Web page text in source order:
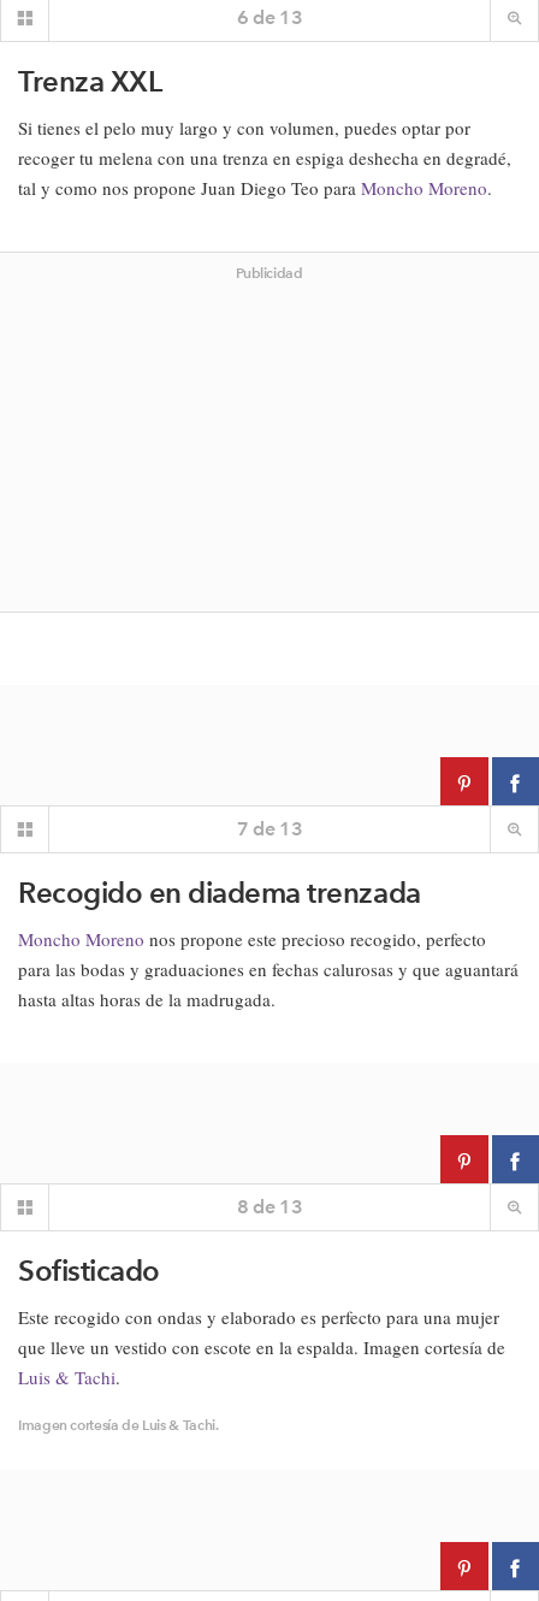
6 de 13
Trenza XXL
Si tienes el pelo muy largo y con volumen, puedes optar por
recoger tu melena con una trenza en espiga deshecha en degradé,
tal y como nos propone Juan Diego Teo para Moncho Moreno.
Publicidad
7 de 13
Recogido en diadema trenzada
Moncho Moreno nos propone este precioso recogido, perfecto
para las bodas y graduaciones en fechas calurosas y que aguantará
hasta altas horas de la madrugada.
8 de 13
Sofisticado
Este recogido con ondas y elaborado es perfecto para una mujer
que lleve un vestido con escote en la espalda. Imagen cortesía de
Luis & Tachi.
Imagen cortesía de Luis & Tachi.